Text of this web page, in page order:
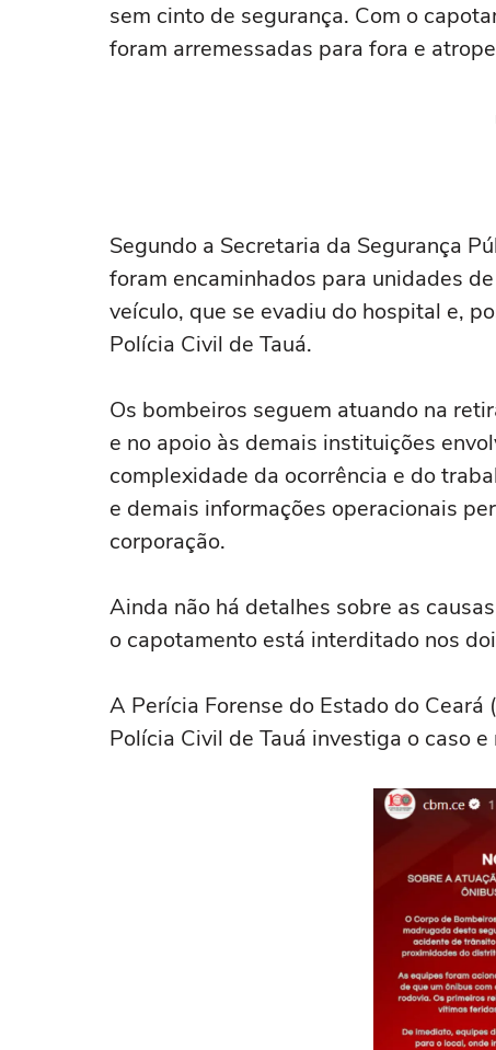
sem cinto de segurança. Com o
foram arremessadas para fora e
Segundo a Secretaria da Segurança
foram encaminhados para unidades
veículo, que se evadiu do hospital e,
Polícia Civil de Tauá.
Os bombeiros seguem atuando na
e no apoio às demais instituições
complexidade da ocorrência e do
e demais informações operacionais
corporação.
Ainda não há detalhes sobre as
o capotamento está interditado nos
A Perícia Forense do Estado do
Polícia Civil de Tauá investiga o caso